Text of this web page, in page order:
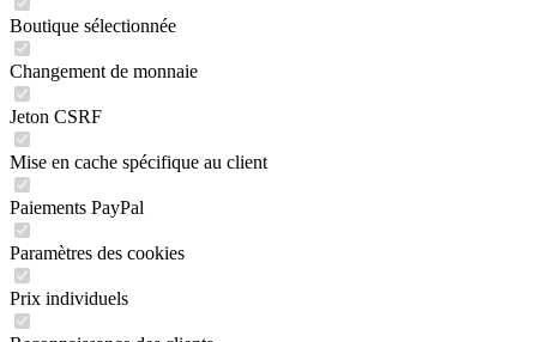
Boutique sélectionnée
Changement de monnaie
Jeton CSRF
Mise en cache spécifique au client
Paiements PayPal
Paramètres des cookies
Prix individuels